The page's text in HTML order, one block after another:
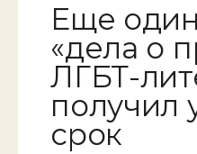
Еще
«дела о
ЛГБТ-
получил
срок